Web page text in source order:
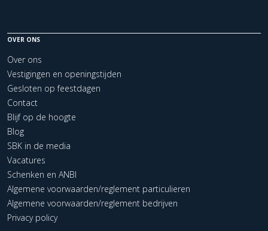
OVER ONS
Over ons
Vestigingen en openingstijden
Gesloten op feestdagen
Contact
Blijf op de hoogte
Blog
SBK in de media
Vacatures
Schenken en ANBI
Algemene voorwaarden/reglement particulieren
Algemene voorwaarden/reglement bedrijven
Privacy policy